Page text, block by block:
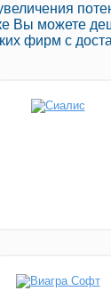
Вы можете
фирм с